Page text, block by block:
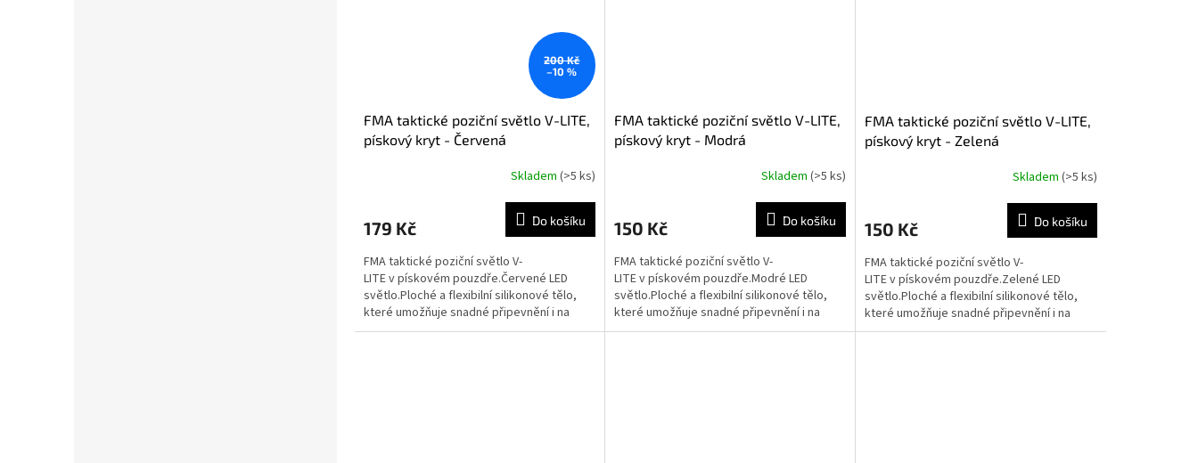
200 Kč
–10 %
FMA taktické poziční světlo V-LITE,
pískový kryt - Červená
Skladem (>5 ks)
179 Kč Do košíku
FMA taktické poziční světlo V-
LITE v pískovém pouzdře.Červené LED
světlo.Ploché a flexibilní silikonové tělo,
které umožňuje snadné připevnění i na
zakřivený povrch.Dva módy...
FMA taktické poziční světlo V-LITE,
pískový kryt - Modrá
Skladem (>5 ks)
150 Kč Do košíku
FMA taktické poziční světlo V-
LITE v pískovém pouzdře.Modré LED
světlo.Ploché a flexibilní silikonové tělo,
které umožňuje snadné připevnění i na
zakřivený povrch.Dva módy...
FMA taktické poziční světlo V-LITE,
pískový kryt - Zelená
Skladem (>5 ks)
150 Kč Do košíku
FMA taktické poziční světlo V-
LITE v pískovém pouzdře.Zelené LED
světlo.Ploché a flexibilní silikonové tělo,
které umožňuje snadné připevnění i na
zakřivený povrch.Dva módy...